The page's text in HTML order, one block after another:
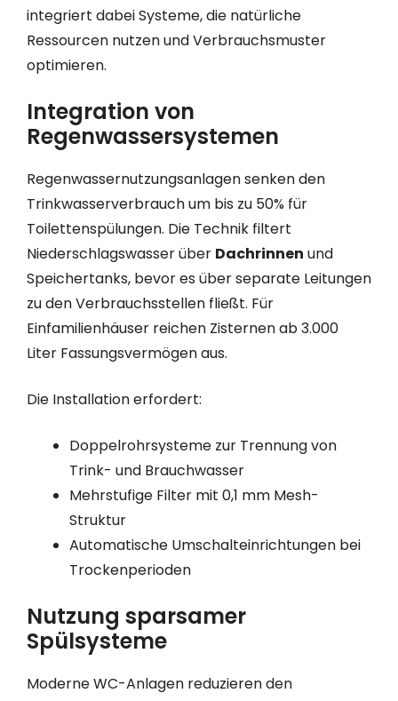
integriert dabei Systeme, die natürliche
Ressourcen nutzen und Verbrauchsmuster
optimieren.
Integration von
Regenwassersystemen
Regenwassernutzungsanlagen senken den
Trinkwasserverbrauch um bis zu 50% für
Toilettenspülungen. Die Technik filtert
Niederschlagswasser über Dachrinnen und
Speichertanks, bevor es über separate Leitungen
zu den Verbrauchsstellen fließt. Für
Einfamilienhäuser reichen Zisternen ab 3.000
Liter Fassungsvermögen aus.
Die Installation erfordert:
Doppelrohrsysteme zur Trennung von
Trink- und Brauchwasser
Mehrstufige Filter mit 0,1 mm Mesh-
Struktur
Automatische Umschalteinrichtungen bei
Trockenperioden
Nutzung sparsamer
Spülsysteme
Moderne WC-Anlagen reduzieren den